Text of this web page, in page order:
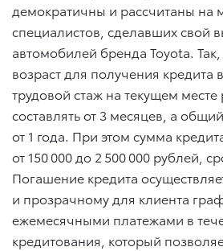
демократичны и рассчитаны на
специалистов, сделавших свой
автомобилей бренда Toyota.
возраст для получения кредита
трудовой стаж на текущем
составлять от 3 месяцев, а
от 1 года. При этом сумма
от 150 000 до 2 500 000 рублей,
Погашение кредита
и прозрачному для клиента
ежемесячными платежами в
кредитования, который